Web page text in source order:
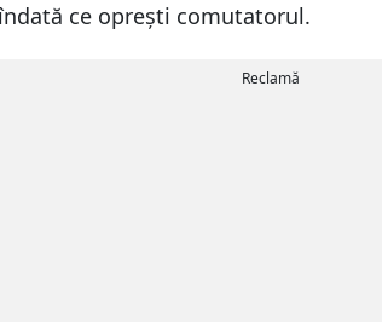
ce oprești comutatorul.
Reclamă